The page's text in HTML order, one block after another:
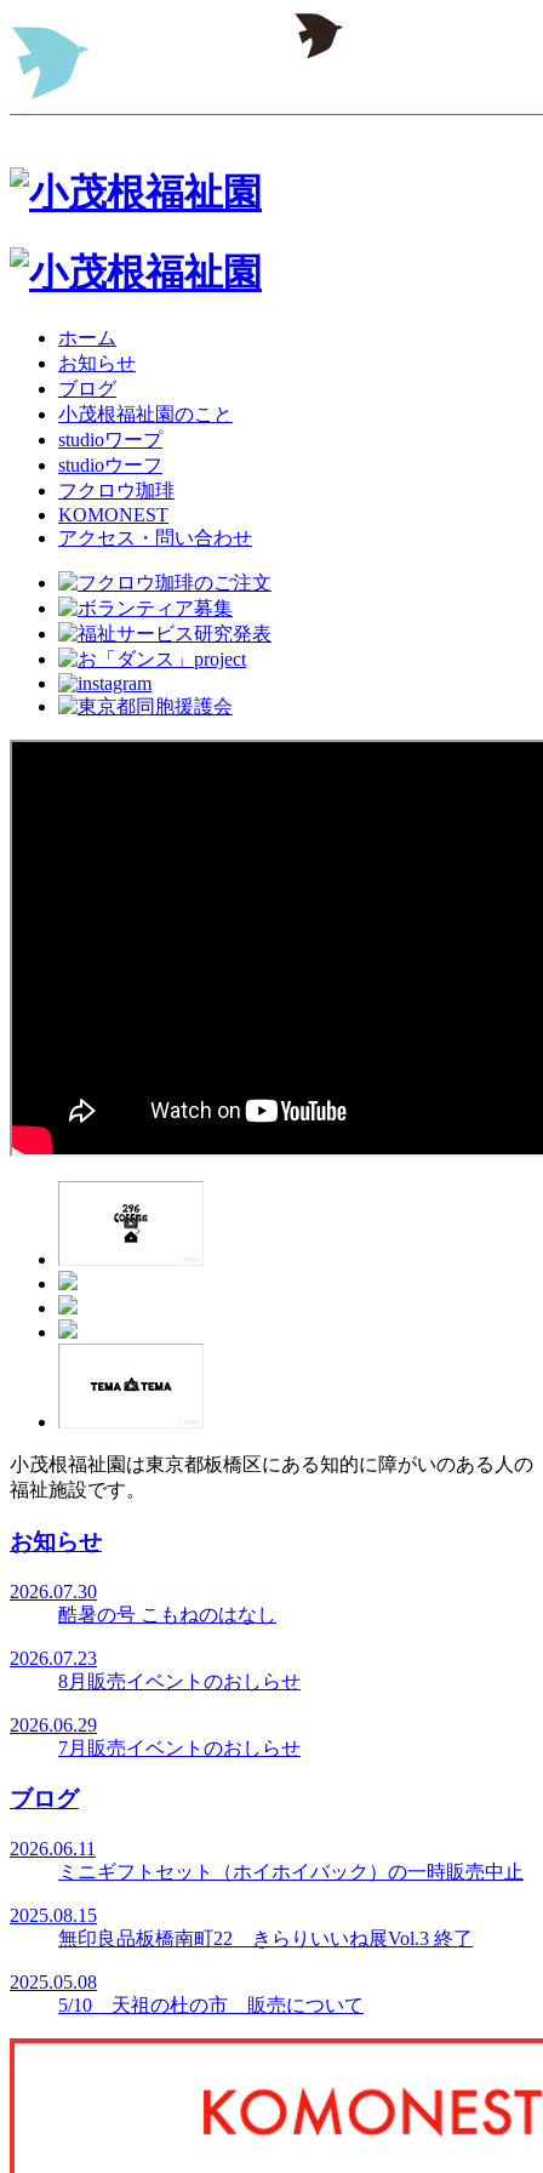
ホーム
お知らせ
ブログ
小茂根福祉園のこと
studioワープ
studioウーフ
フクロウ珈琲
KOMONEST
アクセス・問い合わせ
小茂根福祉園は東京都板橋区にある知的に障がいのある人の
福祉施設です。
お知らせ
2026.07.30
酷暑の号 こもねのはなし
2026.07.23
8月販売イベントのおしらせ
2026.06.29
7月販売イベントのおしらせ
ブログ
2026.06.11
ミニギフトセット（ホイホイバック）の一時販売中止
2025.08.15
無印良品板橋南町22 きらりいいね展Vol.3 終了
2025.05.08
5/10 天祖の杜の市 販売について